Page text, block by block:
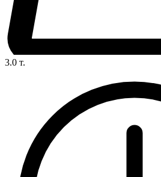
3.0 т.